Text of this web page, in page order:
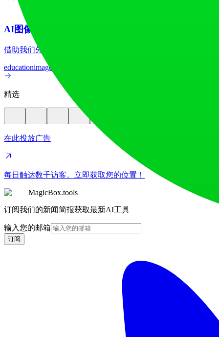
AI图像翻译器
借助我们先进的AI图像翻译器，在70多种语言间实现图像文
educationimage
精选
在此投放广告
每日触达数千访客。立即获取您的位置！
MagicBox.tools
订阅我们的新闻简报获取最新AI工具
输入您的邮箱
订阅